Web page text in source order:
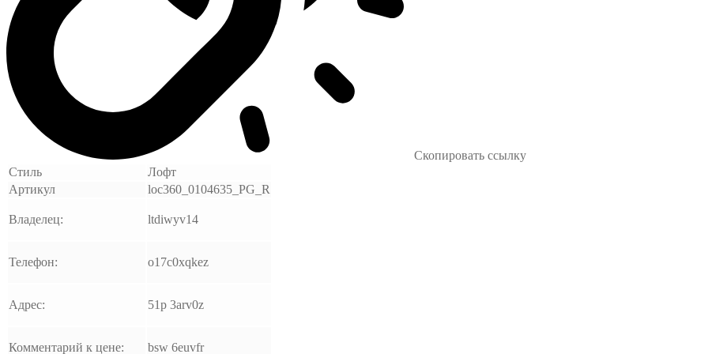
Скопировать ссылку
Стиль
Лофт
Артикул
loc360_0104635_PG_R
Владелец: ltdiwyv14
Телефон: o17c0xqkez
Адрес: 51p 3arv0z
Комментарий к цене: bsw 6euvfr